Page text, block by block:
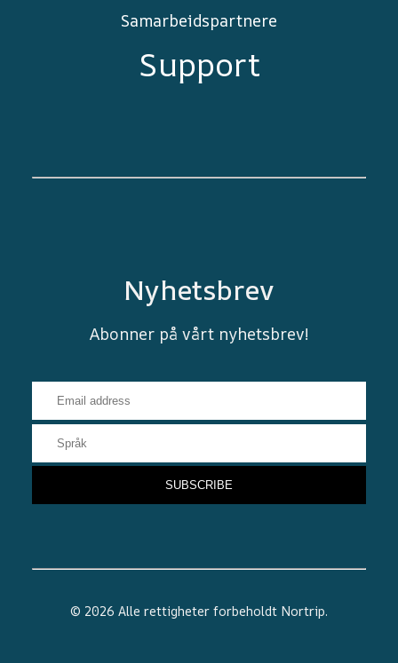
Samarbeidspartnere
Support
Nyhetsbrev
Abonner på vårt nyhetsbrev!
© 2026 Alle rettigheter forbeholdt Nortrip.